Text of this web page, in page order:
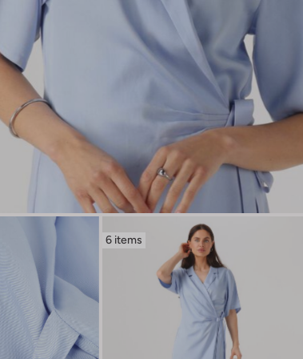
6 items